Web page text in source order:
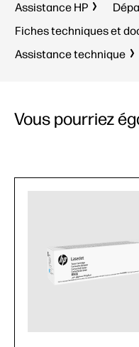
Assistance HP
Fiches techniques et
Assistance technique
Vous pourriez